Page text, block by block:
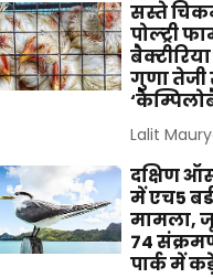
सस्ते
पोल्ट्री
गुणा तेजी
Lalit
दक्षिण
में एच5
मामला,
74
पार्क में